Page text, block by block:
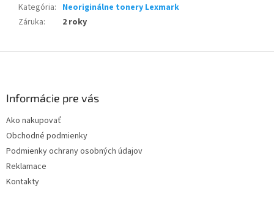
Kategória: Neoriginálne tonery Lexmark
Záruka: 2 roky
Informácie pre vás
Ako nakupovať
Obchodné podmienky
Podmienky ochrany osobných údajov
Reklamace
Kontakty